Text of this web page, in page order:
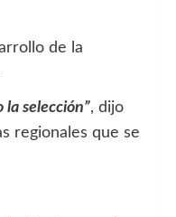
de la
selección”, dijo
regionales que se